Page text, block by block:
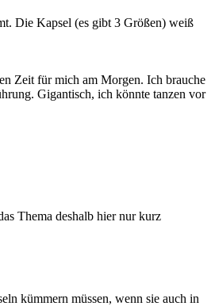
Die Kapsel (es gibt 3 Größen) weiß
Zeit für mich am Morgen. Ich brauche
Gigantisch, ich könnte tanzen vor
Thema deshalb hier nur kurz
kümmern müssen, wenn sie auch in